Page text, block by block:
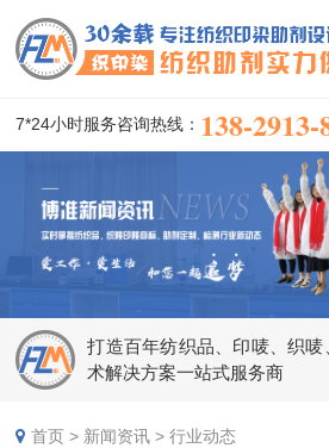
7*24小时服务咨询热线： 138-2913-
打造百年纺织品、印唛、织
术解决方案一站式服务商
首页 > 新闻资讯 >行业动态